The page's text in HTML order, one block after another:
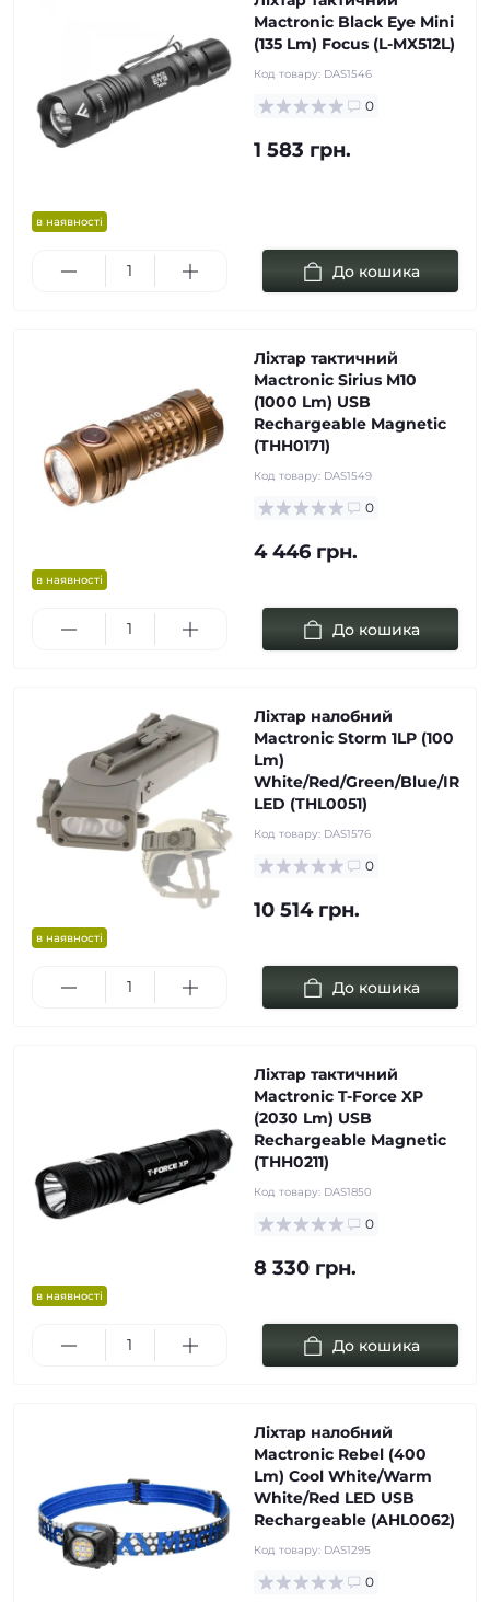
в наявності
Mactronic Black Eye Mini
(135 Lm) Focus (L-MX512L)
Код товару: DAS1546
0
1 583 грн.
До кошика
в наявності
Ліхтар тактичний
Mactronic Sirius M10
(1000 Lm) USB
Rechargeable Magnetic
(THH0171)
Код товару: DAS1549
0
4 446 грн.
До кошика
в наявності
Ліхтар налобний
Mactronic Storm 1LP (100
Lm)
White/Red/Green/Blue/IR
LED (THL0051)
Код товару: DAS1576
0
10 514 грн.
До кошика
в наявності
Ліхтар тактичний
Mactronic T-Force XP
(2030 Lm) USB
Rechargeable Magnetic
(THH0211)
Код товару: DAS1850
0
8 330 грн.
До кошика
Ліхтар налобний
Mactronic Rebel (400
Lm) Cool White/Warm
White/Red LED USB
Rechargeable (AHL0062)
Код товару: DAS1295
0